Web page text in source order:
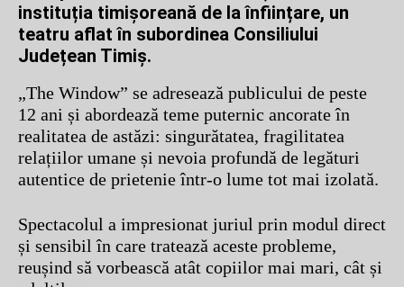
instituția timișoreană de la înființare, un
teatru aflat în subordinea Consiliului
Județean Timiș.
„The Window” se adresează publicului de peste
12 ani și abordează teme puternic ancorate în
realitatea de astăzi: singurătatea, fragilitatea
relațiilor umane și nevoia profundă de legături
autentice de prietenie într-o lume tot mai izolată.
Spectacolul a impresionat juriul prin modul direct
și sensibil în care tratează aceste probleme,
reușind să vorbească atât copiilor mai mari, cât și